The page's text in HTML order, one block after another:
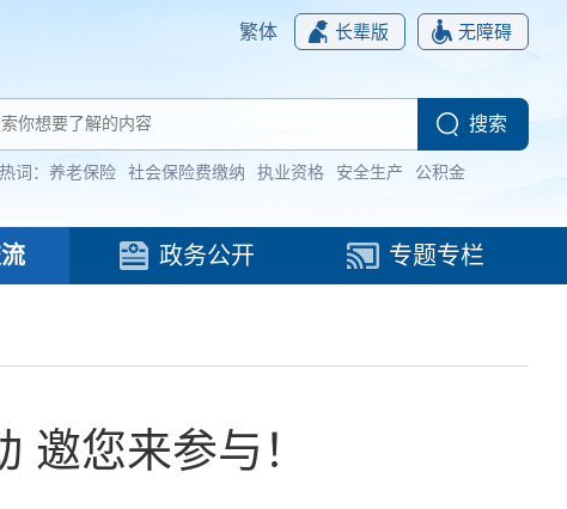
繁体 长辈版 无障碍
词： 养老保险 社会保险费缴纳 执业资格 安全生产 公积金
政务公开 专题专栏
邀您来参与！